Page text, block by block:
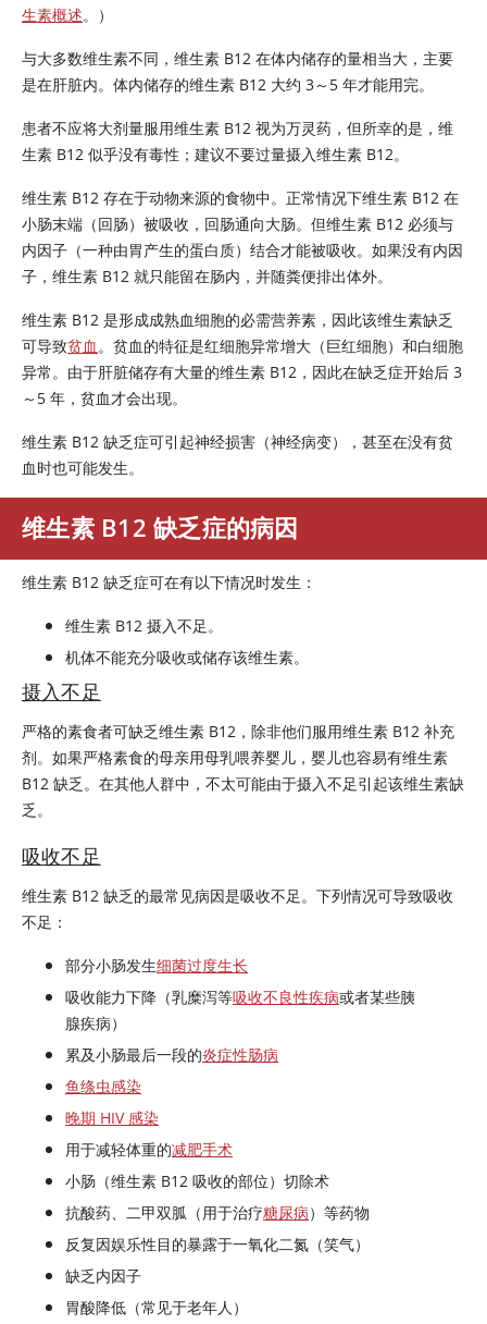
生素概述。）
与大多数维生素不同，维生素 B12 在体内储存的量相当大，主要
是在肝脏内。体内储存的维生素 B12 大约 3～5 年才能用完。
患者不应将大剂量服用维生素 B12 视为万灵药，但所幸的是，维
生素 B12 似乎没有毒性；建议不要过量摄入维生素 B12。
维生素 B12 存在于动物来源的食物中。正常情况下维生素 B12 在
小肠末端（回肠）被吸收，回肠通向大肠。但维生素 B12 必须与
内因子（一种由胃产生的蛋白质）结合才能被吸收。如果没有内因
子，维生素 B12 就只能留在肠内，并随粪便排出体外。
维生素 B12 是形成成熟血细胞的必需营养素，因此该维生素缺乏
可导致贫血。贫血的特征是红细胞异常增大（巨红细胞）和白细胞
异常。由于肝脏储存有大量的维生素 B12，因此在缺乏症开始后 3
～5 年，贫血才会出现。
维生素 B12 缺乏症可引起神经损害（神经病变），甚至在没有贫
血时也可能发生。
维生素 B12 缺乏症的病因
维生素 B12 缺乏症可在有以下情况时发生：
维生素 B12 摄入不足。
机体不能充分吸收或储存该维生素。
摄入不足
严格的素食者可缺乏维生素 B12，除非他们服用维生素 B12 补充
剂。如果严格素食的母亲用母乳喂养婴儿，婴儿也容易有维生素
B12 缺乏。在其他人群中，不太可能由于摄入不足引起该维生素缺
乏。
吸收不足
维生素 B12 缺乏的最常见病因是吸收不足。下列情况可导致吸收
不足：
部分小肠发生细菌过度生长
吸收能力下降（乳糜泻等吸收不良性疾病或者某些胰
腺疾病）
累及小肠最后一段的炎症性肠病
鱼绦虫感染
晚期 HIV 感染
用于减轻体重的减肥手术
小肠（维生素 B12 吸收的部位）切除术
抗酸药、二甲双胍（用于治疗糖尿病）等药物
反复因娱乐性目的暴露于一氧化二氮（笑气）
缺乏内因子
胃酸降低（常见于老年人）